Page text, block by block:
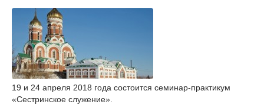
19 и 24 апреля 2018 года состоится семинар-практикум
«Сестринское служение».